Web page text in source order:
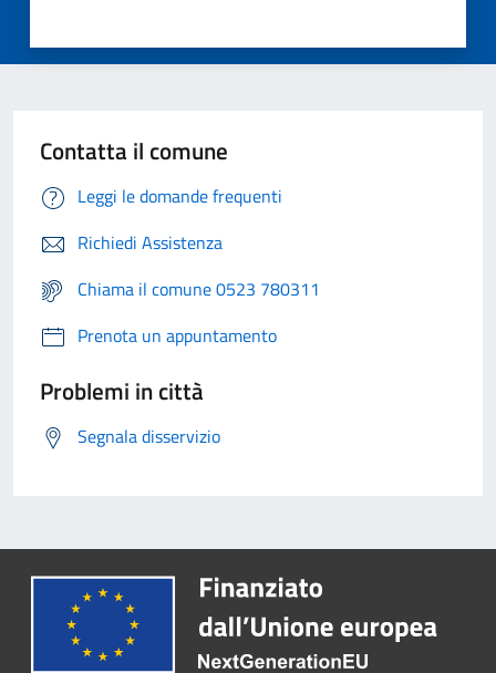
Contatta il comune
Leggi le domande frequenti
Richiedi Assistenza
Chiama il comune 0523 780311
Prenota un appuntamento
Problemi in città
Segnala disservizio